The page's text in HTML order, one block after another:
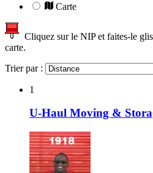
Carte
Cliquez sur le NIP et faites-le
carte.
Trier par :
1
U-Haul Moving &